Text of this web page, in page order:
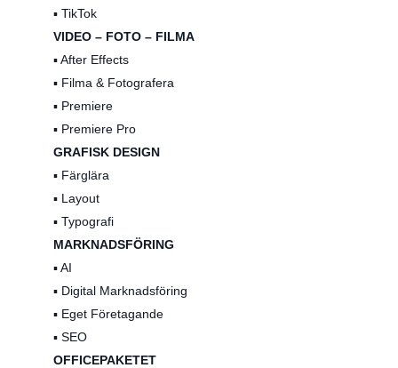
▪️ TikTok
VIDEO – FOTO – FILMA
▪️ After Effects
▪️ Filma & Fotografera
▪️ Premiere
▪️ Premiere Pro
GRAFISK DESIGN
▪️ Färglära
▪️ Layout
▪️ Typografi
MARKNADSFÖRING
▪️ AI
▪️ Digital Marknadsföring
▪️ Eget Företagande
▪️ SEO
OFFICEPAKETET